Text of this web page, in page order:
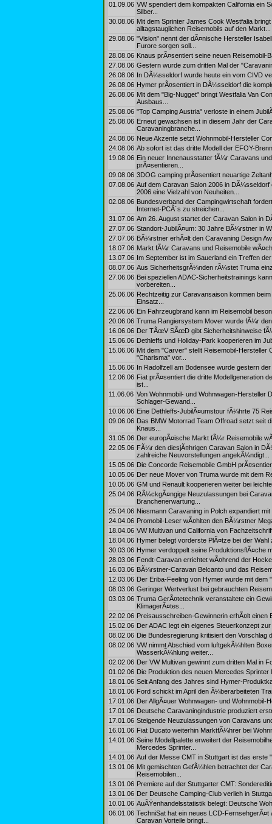
01.09.06 VW spendiert dem kompakten California ein
Silber...
30.08.06 Mit dem Sprinter James Cook Westfalia
alltagstauglichen Reisemobils auf den Markt...
29.08.06 "Vision" nennt der dÃ¤nische Hersteller
Furore sorgen soll...
28.08.06 Knaus prÃ¤sentiert seine neuen Reisemobil-
27.08.06 Gestern wurde zum dritten Mal der
26.08.06 In DÃ¼sseldorf wurde heute ein vom CIVD
26.08.06 Hymer prÃ¤sentiert in DÃ¼sseldorf die
26.08.06 Mit dem "Big-Nugget" bringt Westfalia Van
Ausbaus...
25.08.06 "Top Camping Austria" verloste in einem
25.08.06 Erneut gewachsen ist in diesem Jahr der
Caravaningbranche...
24.08.06 Neue Akzente setzt Wohnmobil-Hersteller
24.08.06 Ab sofort ist das dritte Modell der EFOY-
19.08.06 Ein neuer Innenausstatter fÃ¼r Caravans
prÃ¤sentieren...
09.08.06 3DOG camping prÃ¤sentiert neuartige
07.08.06 Auf dem Caravan Salon 2006 in
2006 eine Vielzahl von Neuheiten...
02.08.06 Bundesverband der Campingwirtschaft
Internet-PCÂ´s zu streichen...
31.07.06 Am 26. August startet der Caravan Salon in
27.07.06 Standort-JubilÃ¤um: 30 Jahre BÃ¼rstner in
27.07.06 BÃ¼rstner erhÃ¤lt den Caravaning Design
18.07.06 Markt fÃ¼r Caravans und Reisemobile
13.07.06 Im September ist im Sauerland ein Treffen
08.07.06 Aus SicherheitsgrÃ¼nden rÃ¼stet Truma
27.06.06 Bei speziellen ADAC-Sicherheitstrainings
vorbereiten...
25.06.06 Rechtzeitig zur Caravansaison kommen
Einsatz...
22.06.06 Ein Fahrzeugbrand kann im Reisemobil
20.06.06 Truma Rangiersystem Mover wurde fÃ¼r
16.06.06 Der TÃœV SÃœD gibt Sicherheitshinweise
15.06.06 Dethleffs und Holiday-Park kooperieren im
15.06.06 Mit dem "Carver" stellt Reisemobil-Hersteller
"Charisma" vor...
15.06.06 In Radolfzell am Bodensee wurde gestern
12.06.06 Fiat prÃ¤sentiert die dritte Modellgeneration
ist...
11.06.06 Von Wohnmobil- und Wohnwagen-Hersteller
Schlager-Gewand...
10.06.06 Eine Dethleffs-JubilÃ¤umstour fÃ¼hrte 75
09.06.06 Das BMW Motorrad Team Offroad setzt seit
Knaus...
31.05.06 Der europÃ¤ische Markt fÃ¼r Reisemobile
22.05.06 FÃ¼r den diesjÃ¤hrigen Caravan Salon in
zahlreiche Neuvorstellungen angekÃ¼ndigt...
15.05.06 Die Concorde Reisemobile GmbH
10.05.06 Der neue Mover von Truma wurde mit dem
10.05.06 GM und Renault kooperieren weiter bei
25.04.06 RÃ¼ckgÃ¤ngige Neuzulassungen bei
Branchenerwartung...
25.04.06 Niesmann Caravaning in Polch expandiert mit
24.04.06 Promobil-Leser wÃ¤hlten den BÃ¼rstner
18.04.06 VW Multivan und California von
18.04.06 Hymer belegt vorderste PlÃ¤tze bei der
30.03.06 Hymer verdoppelt seine ProduktionsflÃ¤che
28.03.06 Fendt-Caravan errichtet wÃ¤hrend der
16.03.06 BÃ¼rstner-Caravan Belcanto und das
12.03.06 Der Eriba-Feeling von Hymer wurde mit
08.03.06 Geringer Wertverlust bei gebrauchten
03.03.06 Truma GerÃ¤tetechnik veranstaltete ein
KlimagerÃ¤tes...
22.02.06 Preisausschreiben-Gewinnerin erhÃ¤lt einen
15.02.06 Der ADAC legt ein eigenes Steuerkonzept
08.02.06 Die Bundesregierung kritisiert den
08.02.06 VW nimmt Abschied vom luftgekÃ¼hlten
WasserkÃ¼hlung weiter...
02.02.06 Der VW Multivan gewinnt zum dritten Mal in
01.02.06 Die Produktion des neuen Mercedes
18.01.06 Seit Anfang des Jahres sind Hymer-
18.01.06 Ford schickt im April den Ã¼berarbeiteten
17.01.06 Der AllgÃ¤uer Wohnwagen- und Wohnmobil-
17.01.06 Deutsche Caravaningindustrie produziert
17.01.06 Steigende Neuzulassungen von Caravans
16.01.06 Fiat Ducato weiterhin MarktfÃ¼hrer bei
14.01.06 Seine Modellpalette erweitert der
Mercedes Sprinter...
14.01.06 Auf der Messe CMT in Stuttgart ist das erste
13.01.06 Mit gemischten GefÃ¼hlen betrachtet der
Reisemobilen...
13.01.06 Premiere auf der Stuttgarter CMT:
13.01.06 Der Deutsche Camping-Club verlieh in
10.01.06 AuÃŸenhandelsstatistik belegt: Deutsche
06.01.06 TechniSat hat ein neues LCD-
Caravan Vorteile bringt...